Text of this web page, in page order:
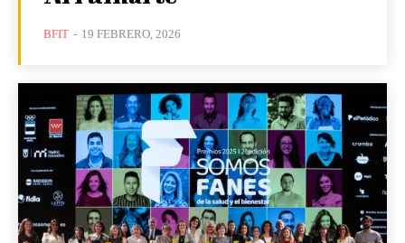
BFIT - 19 FEBRERO, 2026